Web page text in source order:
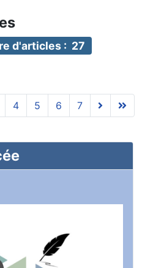
d'articles : 27
4 5 6 7